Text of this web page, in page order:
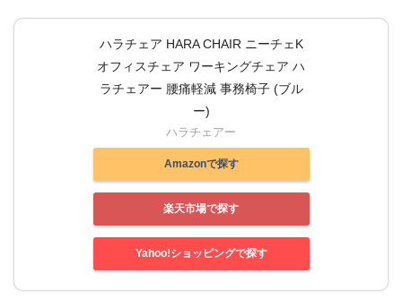
ハラチェア HARA CHAIR ニーチェK
オフィスチェア ワーキングチェア ハ
ラチェアー 腰痛軽減 事務椅子 (ブル
ー)
ハラチェアー
Amazonで探す
楽天市場で探す
Yahoo!ショッピングで探す